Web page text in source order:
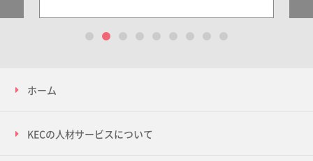
ホーム
KECの人材サービスについて